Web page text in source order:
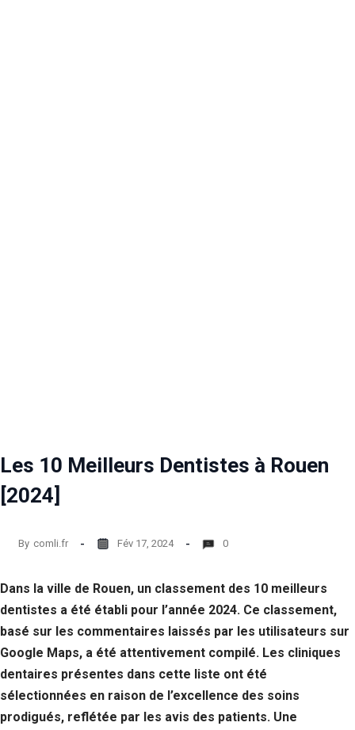
Les 10 Meilleurs Dentistes à Rouen
[2024]
By comli.fr Fév 17, 2024 0
Dans la ville de Rouen, un classement des 10 meilleurs
dentistes a été établi pour l’année 2024. Ce classement,
basé sur les commentaires laissés par les utilisateurs sur
Google Maps, a été attentivement compilé. Les cliniques
dentaires présentes dans cette liste ont été
sélectionnées en raison de l’excellence des soins
prodigués, reflétée par les avis des patients. Une
améliorer la
et la structure
du site Web,
de la façon
utilisé.
Experience
Afin que notre
site Web
fonctionne
aussi bien que
possible lors